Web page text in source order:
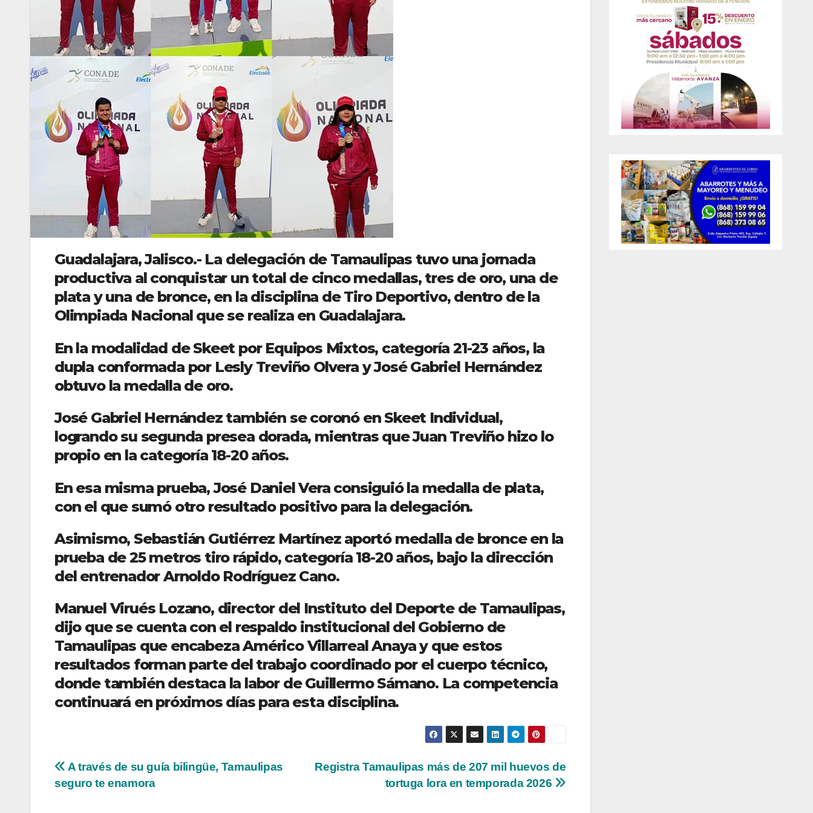
Guadalajara, Jalisco.- La delegación de Tamaulipas tuvo una jornada
productiva al conquistar un total de cinco medallas, tres de oro, una de
plata y una de bronce, en la disciplina de Tiro Deportivo, dentro de la
Olimpiada Nacional que se realiza en Guadalajara.
En la modalidad de Skeet por Equipos Mixtos, categoría 21-23 años, la
dupla conformada por Lesly Treviño Olvera y José Gabriel Hernández
obtuvo la medalla de oro.
José Gabriel Hernández también se coronó en Skeet Individual,
logrando su segunda presea dorada, mientras que Juan Treviño hizo lo
propio en la categoría 18-20 años.
En esa misma prueba, José Daniel Vera consiguió la medalla de plata,
con el que sumó otro resultado positivo para la delegación.
Asimismo, Sebastián Gutiérrez Martínez aportó medalla de bronce en la
prueba de 25 metros tiro rápido, categoría 18-20 años, bajo la dirección
del entrenador Arnoldo Rodríguez Cano.
Manuel Virués Lozano, director del Instituto del Deporte de Tamaulipas,
dijo que se cuenta con el respaldo institucional del Gobierno de
Tamaulipas que encabeza Américo Villarreal Anaya y que estos
resultados forman parte del trabajo coordinado por el cuerpo técnico,
donde también destaca la labor de Guillermo Sámano. La competencia
continuará en próximos días para esta disciplina.
Navegación
de
Registra Tamaulipas más de 207 mil huevos de
tortuga lora en temporada 2026
A través de su guía bilingüe, Tamaulipas
seguro te enamora